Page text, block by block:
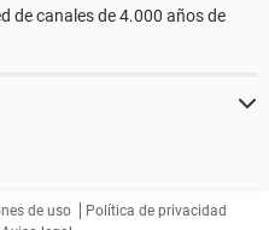
de canales de 4.000 años de
de uso
Política de privacidad